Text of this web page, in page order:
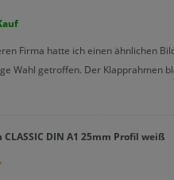
Firma hatte ich einen ähnlichen
Wahl getroffen. Der Klapprahmen
DIN A1 25mm Profil weiß